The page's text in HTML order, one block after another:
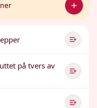
på tvers av